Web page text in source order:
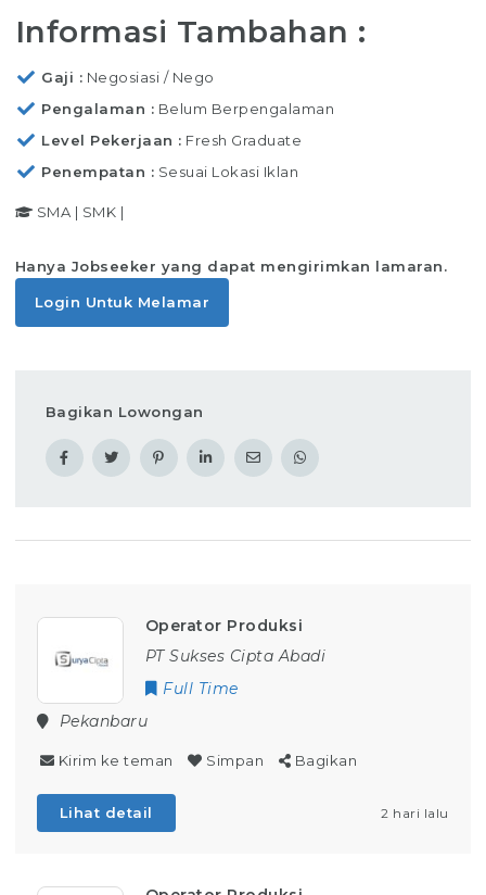
Informasi Tambahan :
Gaji
Negosiasi / Nego
Pengalaman
Belum Berpengalaman
Level Pekerjaan
Fresh Graduate
Penempatan
Sesuai Lokasi Iklan
SMA | SMK |
Hanya Jobseeker yang dapat mengirimkan lamaran.
Login Untuk Melamar
Bagikan Lowongan
Operator Produksi
PT Sukses Cipta Abadi
Full Time
Pekanbaru
Kirim ke teman Simpan Bagikan
Lihat detail 2 hari lalu